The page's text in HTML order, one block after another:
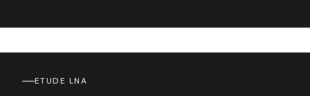
ETUDE LNA